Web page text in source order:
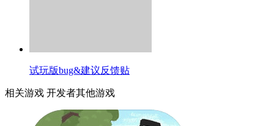
试玩版bug&建议反馈贴
相关游戏 开发者其他游戏